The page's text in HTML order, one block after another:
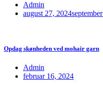
Admin
august 27, 2024
Opdag skønheden ved mohair garn
Admin
februar 16, 2024